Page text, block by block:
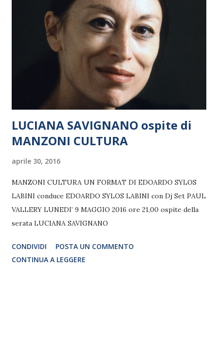
LUCIANA SAVIGNANO ospite di
MANZONI CULTURA
aprile 30, 2016
MANZONI CULTURA UN FORMAT DI EDOARDO SYLOS
LABINI conduce EDOARDO SYLOS LABINI con Dj Set PAUL
VALLERY LUNEDI’ 9 MAGGIO 2016 ore 21,00 ospite della
serata LUCIANA SAVIGNANO
CONDIVIDI
POSTA UN COMMENTO
CONTINUA A LEGGERE